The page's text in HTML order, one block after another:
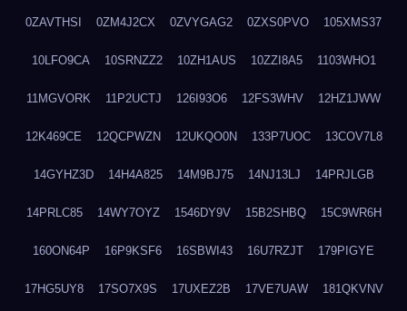
0ZAVTHSI 0ZM4J2CX 0ZVYGAG2 0ZXS0PVO 105XMS37
10LFO9CA 10SRNZZ2 10ZH1AUS 10ZZI8A5 1103WHO1
11MGVORK 11P2UCTJ 126I93O6 12FS3WHV 12HZ1JWW
12K469CE 12QCPWZN 12UKQO0N 133P7UOC 13COV7L8
14GYHZ3D 14H4A825 14M9BJ75 14NJ13LJ 14PRJLGB
14PRLC85 14WY7OYZ 1546DY9V 15B2SHBQ 15C9WR6H
160ON64P 16P9KSF6 16SBWI43 16U7RZJT 179PIGYE
17HG5UY8 17SO7X9S 17UXEZ2B 17VE7UAW 181QKVNV